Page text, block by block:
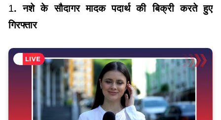
1. नशे के सौदागर मादक पदार्थ की बिक्री करते हुए
गिरफ्तार